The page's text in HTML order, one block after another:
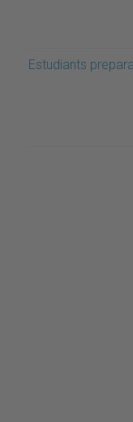
Estudiants